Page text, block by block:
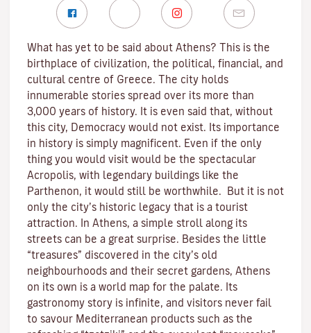
What has yet to be said about Athens? This is the
birthplace of civilization, the political, financial, and
cultural centre of Greece. The city holds
innumerable stories spread over its more than
3,000 years of history. It is even said that, without
this city, Democracy would not exist. Its importance
in history is simply magnificent. Even if the only
thing you would visit would be the spectacular
Acropolis, with legendary buildings like the
Parthenon, it would still be worthwhile. But it is not
only the city’s historic legacy that is a tourist
attraction. In Athens, a simple stroll along its
streets can be a great surprise. Besides the little
“treasures” discovered in the city’s old
neighbourhoods and their secret gardens, Athens
on its own is a world map for the palate. Its
gastronomy story is infinite, and visitors never fail
to savour Mediterranean products such as the